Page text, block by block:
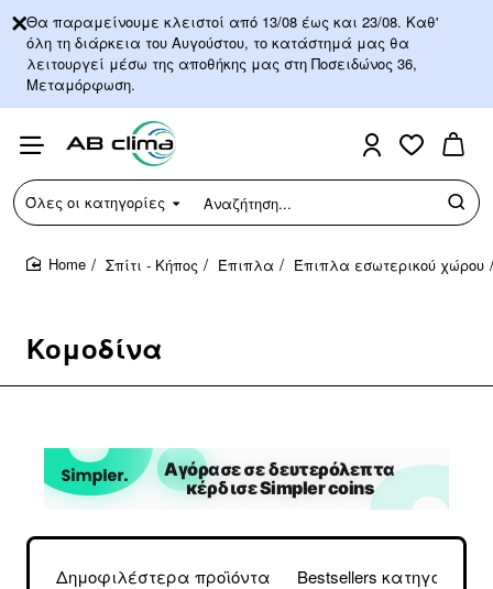
Θα παραμείνουμε κλειστοί από 13/08 έως και 23/08. Καθ'
όλη τη διάρκεια του Αυγούστου, το κατάστημά μας θα
λειτουργεί μέσω της αποθήκης μας στη Ποσειδώνος 36,
Μεταμόρφωση.
Όλες οι κατηγορίες
Αναζήτηση...
Κομοδίνα
Σπίτι - Κήπος Έπιπλα Έπιπλα εσωτερικού χώρου
Δημοφιλέστερα προϊόντα Bestsellers κατηγορίας